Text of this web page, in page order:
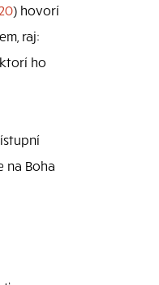
) hovorí
raj:
ho
na Boha